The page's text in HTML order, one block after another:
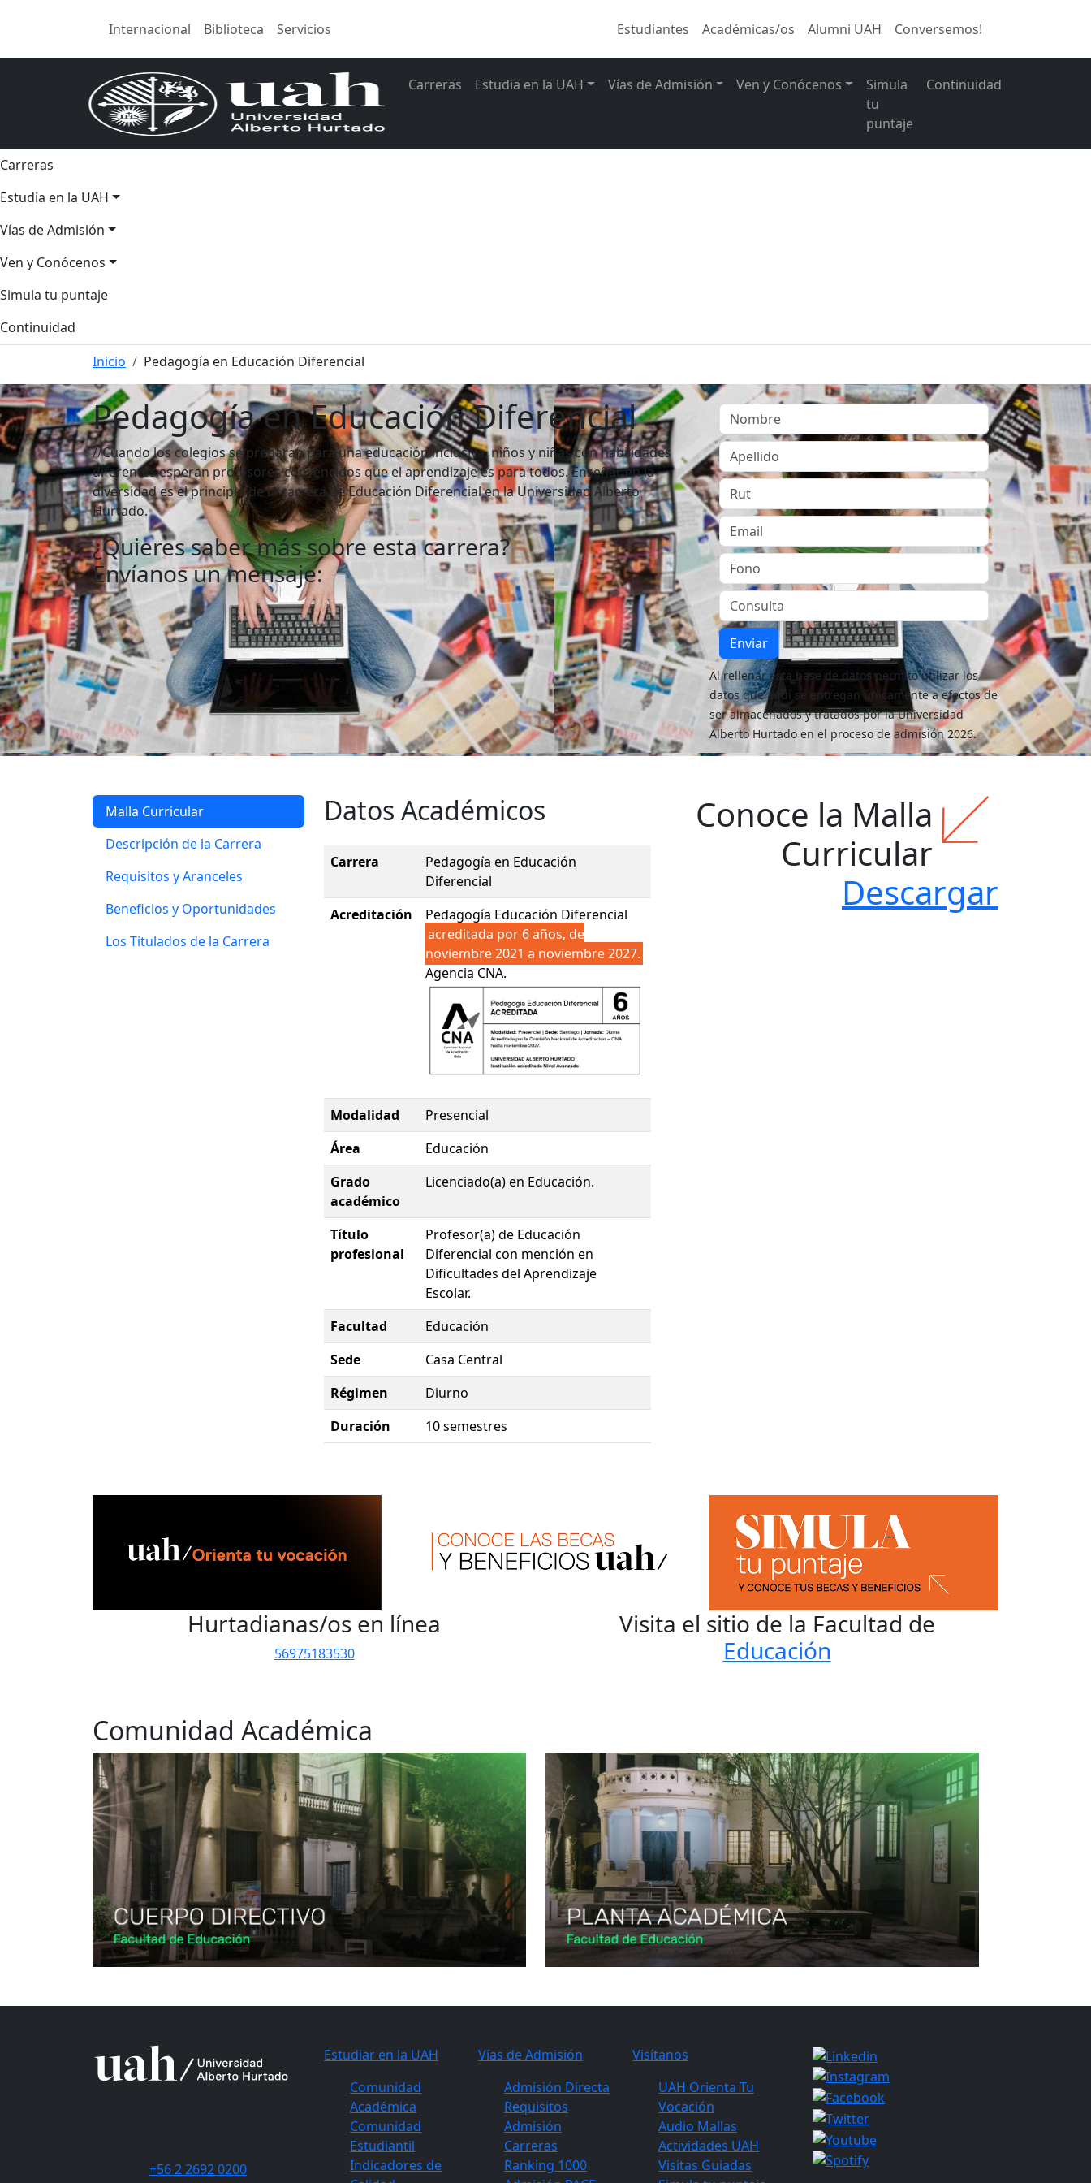
Internacional Biblioteca Servicios Estudiantes Académicas/os Alumni UAH Conversemos!
Carreras Estudia en la UAH Vías de Admisión Ven y Conócenos
Simula
tu
puntaje
Continuidad
Carreras
Estudia en la UAH
Vías de Admisión
Ven y Conócenos
Simula tu puntaje
Continuidad
Inicio
Pedagogía en Educación Diferencial
Pedagogía en Educación Diferencial
//Cuando los colegios se preparan para una educación inclusiva, niños y niñas con habilidades
diferentes esperan profesores convencidos que el aprendizaje es para todos. Enseñar en la
diversidad es el principio de la carrera de Educación Diferencial en la Universidad Alberto
Hurtado.
¿Quieres saber más sobre esta carrera?
Envíanos un mensaje:
Enviar
Al rellenar esta base de datos permito utilizar los
datos que aquí se entregan únicamente a efectos de
ser almacenados y tratados por la Universidad
Alberto Hurtado en el proceso de admisión 2026.
Malla Curricular
Descripción de la Carrera
Requisitos y Aranceles
Beneficios y Oportunidades
Los Titulados de la Carrera
Datos Académicos
Carrera
Pedagogía en Educación
Diferencial
Acreditación
Pedagogía Educación Diferencial
acreditada por 6 años, de
noviembre 2021 a noviembre 2027.
Agencia CNA.
Modalidad
Presencial
Área
Educación
Grado
académico
Licenciado(a) en Educación.
Título
profesional
Profesor(a) de Educación
Diferencial con mención en
Dificultades del Aprendizaje
Escolar.
Facultad
Educación
Sede
Casa Central
Régimen
Diurno
Duración
10 semestres
Conoce la Malla
Curricular
Descargar
Hurtadianas/os en línea
56975183530
Visita el sitio de la Facultad de
Educación
Comunidad Académica
+56 2 2692 0200
Estudiar en la UAH
Comunidad
Académica
Comunidad
Estudiantil
Indicadores de
Vías de Admisión
Admisión Directa
Requisitos
Admisión
Carreras
Ranking 1000
Visítanos
UAH Orienta Tu
Vocación
Audio Mallas
Actividades UAH
Visitas Guiadas